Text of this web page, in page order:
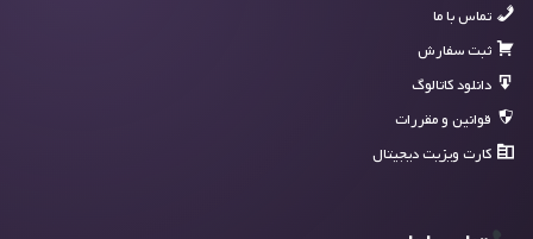
تماس با ما
ثبت سفارش
دانلود کاتالوگ
قوانین و مقررات
کارت ویزیت دیجیتال